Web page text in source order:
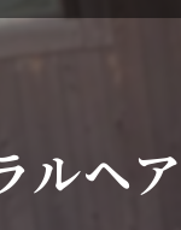
ルヘ